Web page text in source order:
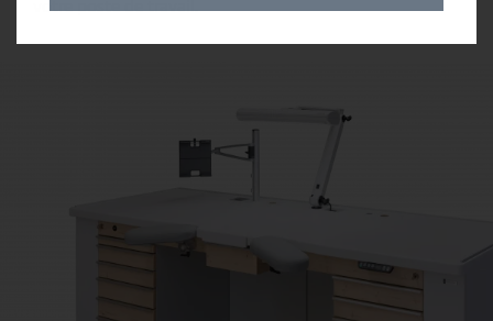
Entreprise
Qui sommes-nous ?
Références
votre poste de travail.